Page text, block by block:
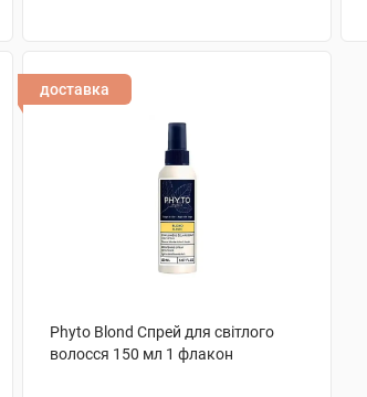
доставка
Phyto Blond Спрей для світлого
волосся 150 мл 1 флакон